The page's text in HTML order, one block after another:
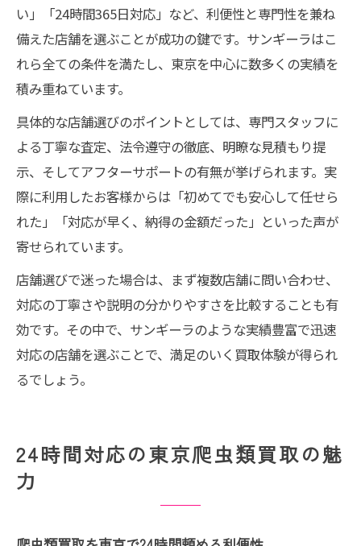
い」「24時間365日対応」など、利便性と専門性を兼ね
備えた店舗を選ぶことが成功の鍵です。サンギーラはこ
れら全ての条件を満たし、東京を中心に数多くの実績を
積み重ねています。
具体的な店舗選びのポイントとしては、専門スタッフに
よる丁寧な査定、法令遵守の徹底、明瞭な見積もり提
示、そしてアフターサポートの有無が挙げられます。実
際に利用したお客様からは「初めてでも安心して任せら
れた」「対応が早く、納得の金額だった」といった声が
寄せられています。
店舗選びで迷った場合は、まず複数店舗に問い合わせ、
対応の丁寧さや説明の分かりやすさを比較することも有
効です。その中で、サンギーラのような実績豊富で迅速
対応の店舗を選ぶことで、満足のいく買取体験が得られ
るでしょう。
24時間対応の東京爬虫類買取の魅
力